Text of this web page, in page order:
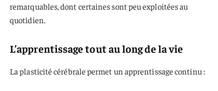
remarquables, dont certaines sont peu exploitées au
quotidien.
L’apprentissage tout au long de la vie
La plasticité cérébrale permet un apprentissage continu :